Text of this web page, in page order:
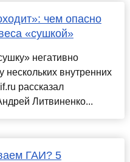
чем опасно
«сушкой»
негативно
нескольких внутренних
рассказал
Литвиненко...
ГАИ? 5